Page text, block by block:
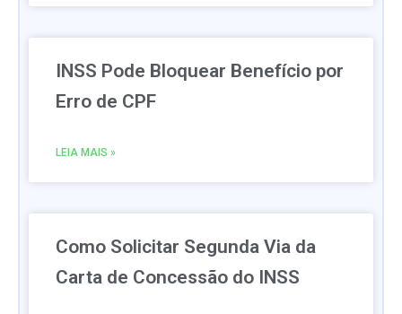
INSS Pode Bloquear Benefício por
Erro de CPF
LEIA MAIS »
Como Solicitar Segunda Via da
Carta de Concessão do INSS